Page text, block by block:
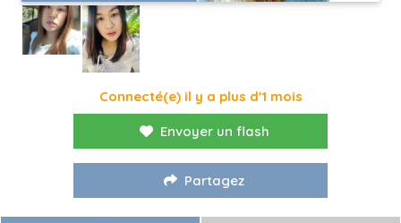
Connecté(e) il y a plus d'1 mois
Envoyer un flash
Partagez